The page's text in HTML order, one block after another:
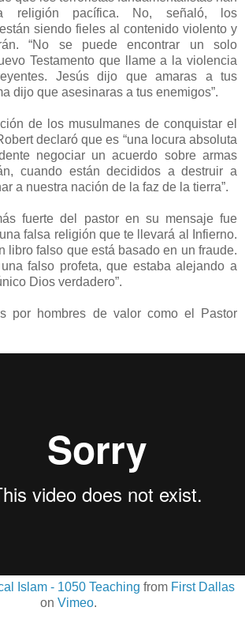
religión pacífica. No, señaló, los
siendo fieles al contenido violento y
“No se puede encontrar un solo
Testamento que llame a la violencia
Jesús dijo que amaras a tus
dijo que asesinaras a tus enemigos”.
de los musulmanes de conquistar el
declaró que es “una locura absoluta
negociar un acuerdo sobre armas
cuando están decididos a destruir a
a nuestra nación de la faz de la tierra”.
fuerte del pastor en su mensaje fue
falsa religión que te llevará al Infierno.
libro falso que está basado en un fraude.
falso profeta, que estaba alejando a
Dios verdadero”.
por hombres de valor como el Pastor
Islam - 1050 Teaching from First Dallas
on Vimeo.